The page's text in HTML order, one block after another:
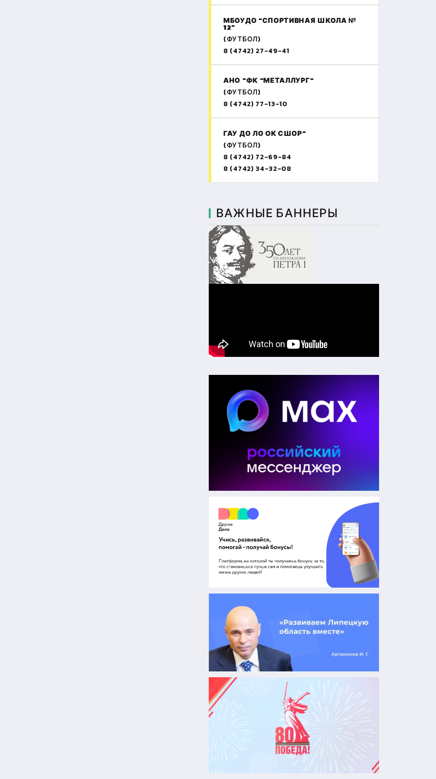
МБОУДО "СПОРТИВНАЯ ШКОЛА №
12"
(ФУТБОЛ)
8 (4742) 27-49-41
АНО "ФК "МЕТАЛЛУРГ"
(ФУТБОЛ)
8 (4742) 77-13-10
ГАУ ДО ЛО ОК СШОР"
(ФУТБОЛ)
8 (4742) 72-69-84
8 (4742) 34-32-08
ВАЖНЫЕ БАННЕРЫ